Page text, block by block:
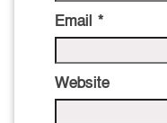
Email *
Website